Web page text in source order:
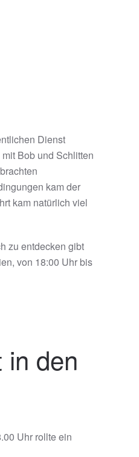
Dienst
Bob und Schlitten
kam der
kam natürlich viel
zu entdecken gibt
von 18:00 Uhr bis
den
Uhr rollte ein